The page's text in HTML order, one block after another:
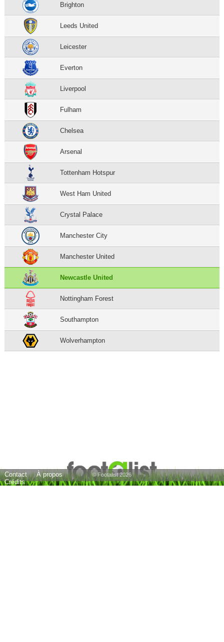
Brighton
Leeds United
Leicester
Everton
Liverpool
Fulham
Chelsea
Arsenal
Tottenham Hotspur
West Ham United
Crystal Palace
Manchester City
Manchester United
Newcastle United
Nottingham Forest
Southampton
Wolverhampton
Contact
À propos
Crédits
© Footalist 2026